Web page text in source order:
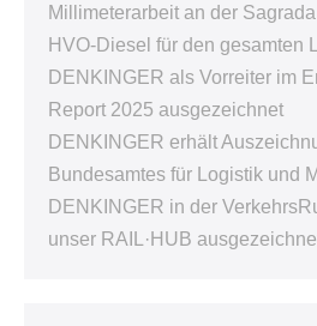
Millimeterarbeit an der
HVO-Diesel für den gesamten
DENKINGER als Vorreiter im
Report 2025 ausgezeichnet
DENKINGER erhält
Bundesamtes für Logistik und
DENKINGER in der
unser RAIL·HUB